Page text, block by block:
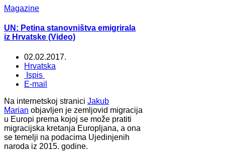
Magazine
UN: Petina stanovništva emigrirala
iz Hrvatske (Video)
02.02.2017.
Hrvatska
Ispis
E-mail
Na internetskoj stranici Jakub
Marian objavljen je zemljovid migracija
u Europi prema kojoj se može pratiti
migracijska kretanja Europljana, a ona
se temelji na podacima Ujedinjenih
naroda iz 2015. godine.